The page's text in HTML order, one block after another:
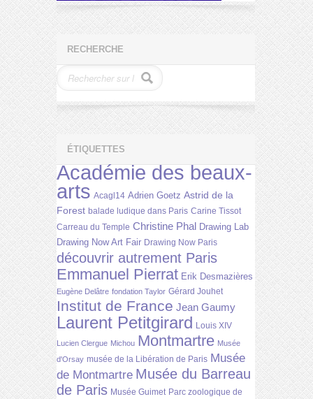
RECHERCHE
ÉTIQUETTES
Académie des beaux-
arts Acagl14 Adrien Goetz Astrid de la
Forest balade ludique dans Paris Carine Tissot
Carreau du Temple Christine Phal Drawing Lab
Drawing Now Art Fair Drawing Now Paris
découvrir autrement Paris
Emmanuel Pierrat Erik Desmazières
Eugène Delâtre fondation Taylor Gérard Jouhet
Institut de France Jean Gaumy
Laurent Petitgirard Louis XIV
Lucien Clergue Michou Montmartre Musée
d'Orsay musée de la Libération de Paris Musée
de Montmartre Musée du Barreau
de Paris Musée Guimet Parc zoologique de